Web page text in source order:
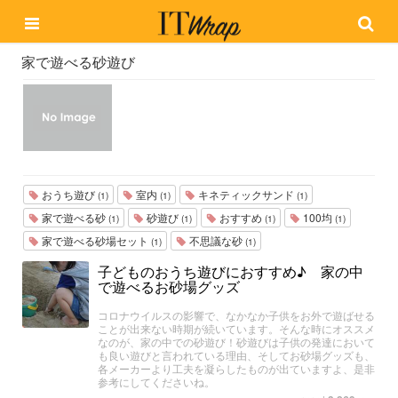
家で遊べる砂遊び
おうち遊び (1) 室内 (1) キネティックサンド (1)
家で遊べる砂 (1) 砂遊び (1) おすすめ (1) 100均 (1)
家で遊べる砂場セット (1) 不思議な砂 (1)
子どものおうち遊びにおすすめ♪ 家の中
で遊べるお砂場グッズ
コロナウイルスの影響で、なかなか子供をお外で遊ばせる
ことが出来ない時期が続いています。そんな時にオススメ
なのが、家の中での砂遊び！砂遊びは子供の発達において
も良い遊びと言われている理由、そしてお砂場グッズも、
各メーカーより工夫を凝らしたものが出ていますよ、是非
参考にしてくださいね。